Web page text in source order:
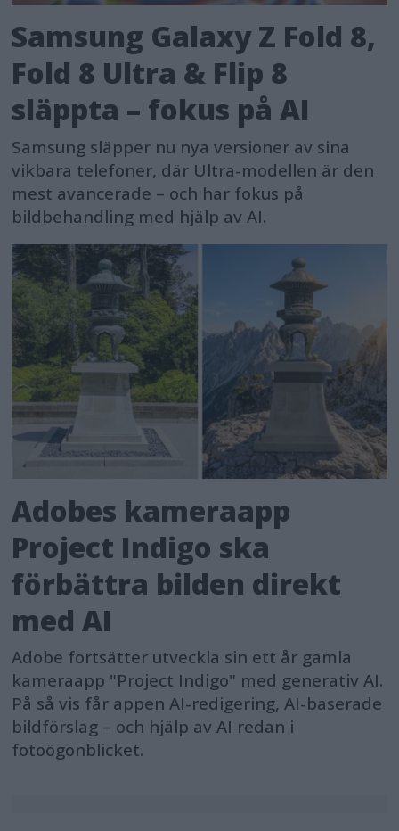
Samsung Galaxy Z Fold 8,
Fold 8 Ultra & Flip 8
släppta – fokus på AI
Samsung släpper nu nya versioner av sina
vikbara telefoner, där Ultra-modellen är den
mest avancerade – och har fokus på
bildbehandling med hjälp av AI.
Adobes kameraapp
Project Indigo ska
förbättra bilden direkt
med AI
Adobe fortsätter utveckla sin ett år gamla
kameraapp "Project Indigo" med generativ AI.
På så vis får appen AI-redigering, AI-baserade
bildförslag – och hjälp av AI redan i
fotoögonblicket.